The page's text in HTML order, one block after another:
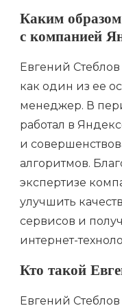
Каким
с компанией
Евгений
как один из ее
менеджер. В
работал в
и
алгоритмов.
экспертизе
улучшить
сервисов и
интернет-
Кто такой
Евгений